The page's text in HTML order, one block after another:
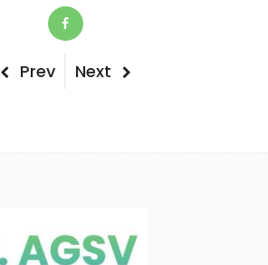
Previous
Prev
Next
Next